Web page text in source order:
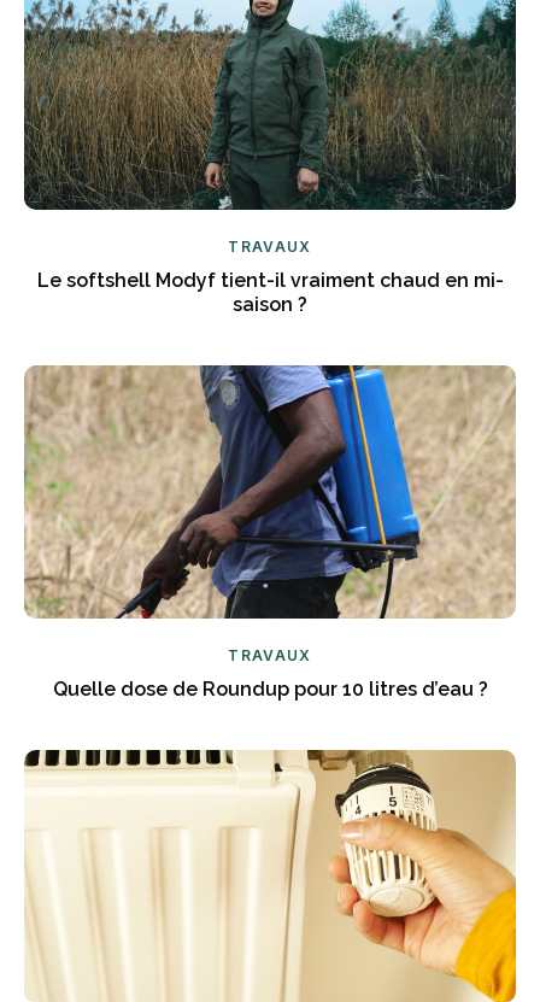
TRAVAUX
Le softshell Modyf tient-il vraiment chaud en mi-
saison ?
TRAVAUX
Quelle dose de Roundup pour 10 litres d’eau ?